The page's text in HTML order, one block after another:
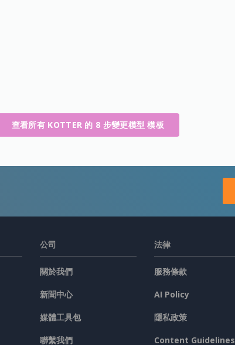
查看所有 KOTTER 的 8 步變更模型 模板
公司
關於我們
新聞中心
媒體工具包
聯繫我們
法律
服務條款
AI Policy
隱私政策
Content Guidelines